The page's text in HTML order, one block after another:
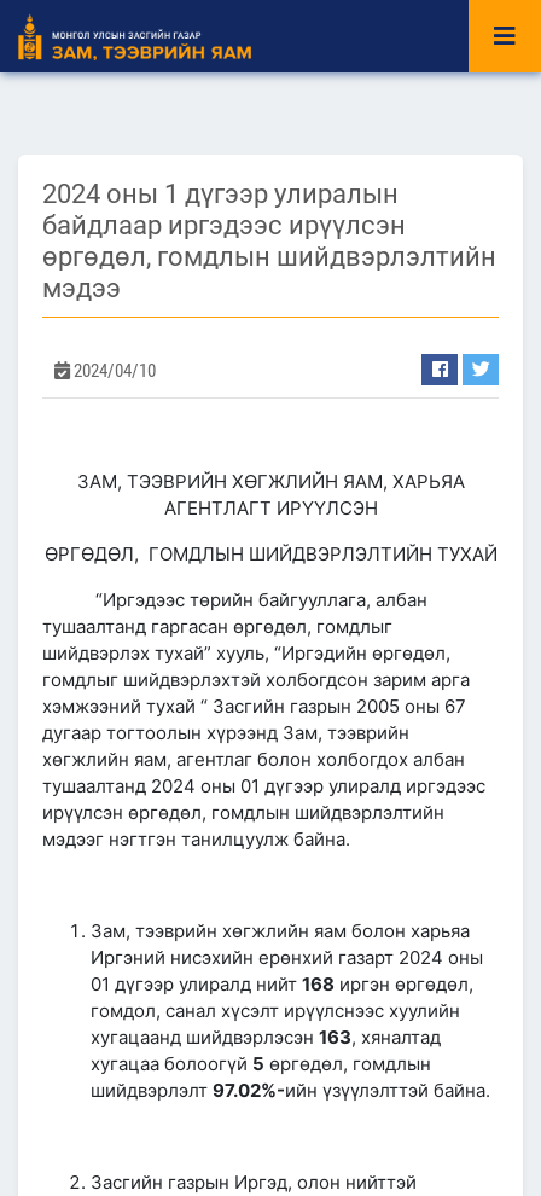
2024 оны 1 дүгээр улиралын
байдлаар иргэдээс ирүүлсэн
өргөдөл, гомдлын шийдвэрлэлтийн
мэдээ
2024/04/10
ЗАМ, ТЭЭВРИЙН ХӨГЖЛИЙН ЯАМ, ХАРЬЯА
АГЕНТЛАГТ ИРҮҮЛСЭН
ӨРГӨДӨЛ, ГОМДЛЫН ШИЙДВЭРЛЭЛТИЙН ТУХАЙ
“Иргэдээс төрийн байгууллага, албан
тушаалтанд гаргасан өргөдөл, гомдлыг
шийдвэрлэх тухай” хууль, “Иргэдийн өргөдөл,
гомдлыг шийдвэрлэхтэй холбогдсон зарим арга
хэмжээний тухай “ Засгийн газрын 2005 оны 67
дугаар тогтоолын хүрээнд Зам, тээврийн
хөгжлийн яам, агентлаг болон холбогдох албан
тушаалтанд 2024 оны 01 дүгээр улиралд иргэдээс
ирүүлсэн өргөдөл, гомдлын шийдвэрлэлтийн
мэдээг нэгтгэн танилцуулж байна.
Зам, тээврийн хөгжлийн яам болон харьяа
Иргэний нисэхийн ерөнхий газарт 2024 оны
01 дүгээр улиралд нийт 168 иргэн өргөдөл,
гомдол, санал хүсэлт ирүүлснээс хуулийн
хугацаанд шийдвэрлэсэн 163, хяналтад
хугацаа болоогүй 5 өргөдөл, гомдлын
шийдвэрлэлт 97.02%-ийн үзүүлэлттэй байна.
Засгийн газрын Иргэд, олон нийттэй